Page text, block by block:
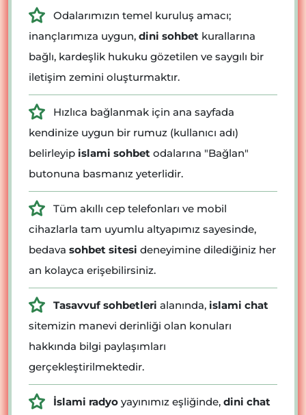
Odalarımızın temel kuruluş amacı;
inançlarımıza uygun, dini sohbet kurallarına
bağlı, kardeşlik hukuku gözetilen ve saygılı bir
iletişim zemini oluşturmaktır.
Hızlıca bağlanmak için ana sayfada
kendinize uygun bir rumuz (kullanıcı adı)
belirleyip islami sohbet odalarına "Bağlan"
butonuna basmanız yeterlidir.
Tüm akıllı cep telefonları ve mobil
cihazlarla tam uyumlu altyapımız sayesinde,
bedava sohbet sitesi deneyimine dilediğiniz her
an kolayca erişebilirsiniz.
Tasavvuf sohbetleri alanında, islami chat
sitemizin manevi derinliği olan konuları
hakkında bilgi paylaşımları
gerçekleştirilmektedir.
İslami radyo yayınımız eşliğinde, dini chat